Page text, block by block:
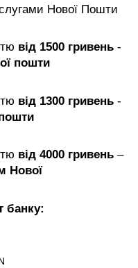
Нової Пошти
від 1500 гривень -
пошти
від 1300 гривень -
від 4000 гривень –
Нової
банку: